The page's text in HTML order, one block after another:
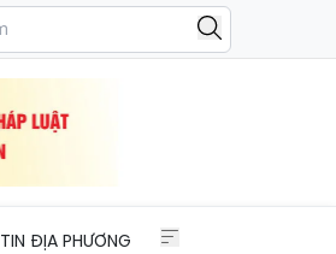
TIN ĐỊA PHƯƠNG